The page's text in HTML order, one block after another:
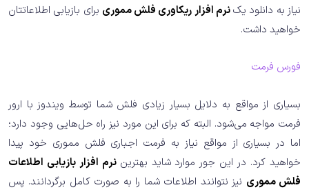
نیاز به دانلود یکنرم افزار ریکاوری فلش مموری برای بازیابی اطلاعاتتان
خواهید داشت.
فورس فرمت
بسیاری از مواقع به دلایل بسیار زیادی فلش شما توسط ویندوز با ارور
فرمت مواجه می‌شود. البته که برای این مورد نیز راه حل‌هایی وجود دارد؛
اما در بسیاری از مواقع نیاز به فرمت اجباری فلش مموری خود پیدا
خواهید کرد. در این جور موارد شاید بهترین نرم افزار بازیابی اطلاعات
فلش مموری نیز نتوانند اطلاعات شما را به صورت کامل برگردانند. پس